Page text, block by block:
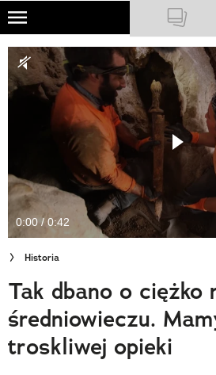
Skip
main
content
NATIONAL GEOGRAPHIC
TRAVELER
PODCASTY
Newsletter
Cuda Polski
Wielki Konkurs Fotograficzny
Trendbook Podróżniczy
Polecane
0:00 / 0:42
Historia
Tak dbano o ciężko
średniowieczu.
troskliwej opieki